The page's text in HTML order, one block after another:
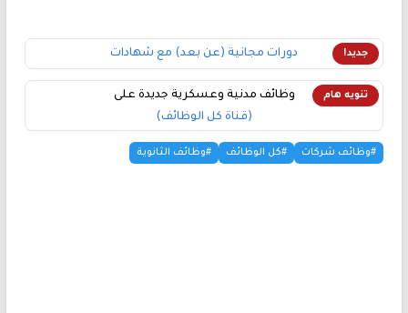
جديد! دورات مجانية (عن بعد) مع شهادات
تنويه هام
وظائف مدنية وعسكرية جديدة على
(قناة كل الوظائف)
#وظائف شركات #كل الوظائف #وظائف الثانوية